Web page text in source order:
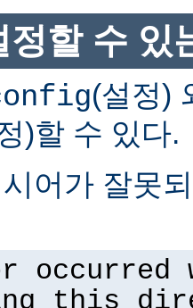
정할 수 있
(설정)
)할 수 있다.
어가 잘못
occurred
this